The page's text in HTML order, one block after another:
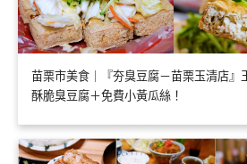
苗栗市美食｜『夯臭豆腐－苗栗玉清店』
酥脆臭豆腐＋免費小黃瓜絲！